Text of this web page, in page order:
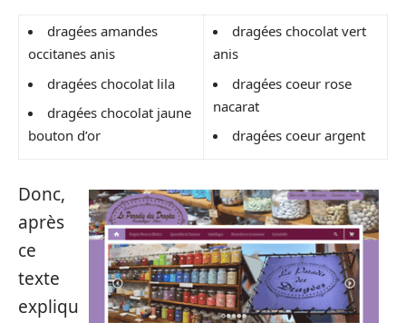
dragées amandes
occitanes anis
dragées chocolat lila
dragées chocolat jaune
bouton d’or
dragées chocolat vert
anis
dragées coeur rose
nacarat
dragées coeur argent
Donc,
après
ce
texte
expliqu